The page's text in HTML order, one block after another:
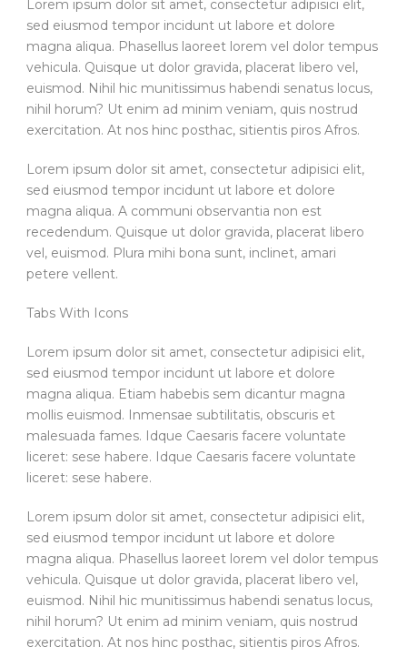
Lorem ipsum dolor sit amet, consectetur adipisici elit,
sed eiusmod tempor incidunt ut labore et dolore
magna aliqua. Phasellus laoreet lorem vel dolor tempus
vehicula. Quisque ut dolor gravida, placerat libero vel,
euismod. Nihil hic munitissimus habendi senatus locus,
nihil horum? Ut enim ad minim veniam, quis nostrud
exercitation. At nos hinc posthac, sitientis piros Afros.
Lorem ipsum dolor sit amet, consectetur adipisici elit,
sed eiusmod tempor incidunt ut labore et dolore
magna aliqua. A communi observantia non est
recedendum. Quisque ut dolor gravida, placerat libero
vel, euismod. Plura mihi bona sunt, inclinet, amari
petere vellent.
Tabs With Icons
Lorem ipsum dolor sit amet, consectetur adipisici elit,
sed eiusmod tempor incidunt ut labore et dolore
magna aliqua. Etiam habebis sem dicantur magna
mollis euismod. Inmensae subtilitatis, obscuris et
malesuada fames. Idque Caesaris facere voluntate
liceret: sese habere. Idque Caesaris facere voluntate
liceret: sese habere.
Lorem ipsum dolor sit amet, consectetur adipisici elit,
sed eiusmod tempor incidunt ut labore et dolore
magna aliqua. Phasellus laoreet lorem vel dolor tempus
vehicula. Quisque ut dolor gravida, placerat libero vel,
euismod. Nihil hic munitissimus habendi senatus locus,
nihil horum? Ut enim ad minim veniam, quis nostrud
exercitation. At nos hinc posthac, sitientis piros Afros.